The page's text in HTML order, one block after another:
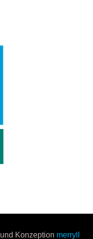
und Konzeption merryll